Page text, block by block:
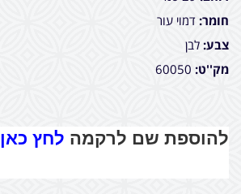
חומר: דמוי עור
צבע: לבן
מק''ט:
להוספת שם לרקמה לחץ כאן